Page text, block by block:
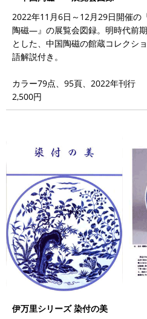
2022年11月6日～12月29日開催
陶磁―』の展覧会図録。明時代前
とした、中国陶磁の館蔵コレクシ
語解説付き。
カラー79点、95頁、2022年刊行
2,500円
伊万里シリーズ 染付の美